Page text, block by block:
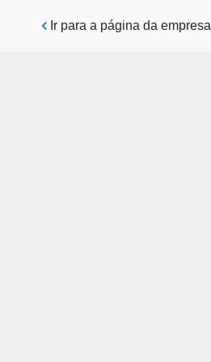
Pular para o conteúdo principal
Ir para a página da empresa